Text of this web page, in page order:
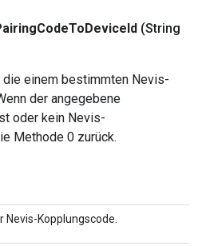
CodeToDeviceId (String
die einem bestimmten Nevis-
der angegebene
oder kein Nevis-
Methode 0 zurück.
Nevis-Kopplungscode.